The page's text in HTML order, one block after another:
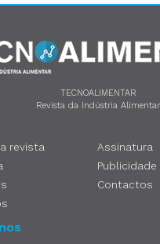
TECNOALIMENTAR
Revista da Indústria Alimentar
revista
Assinatura
Publicidade
Contactos